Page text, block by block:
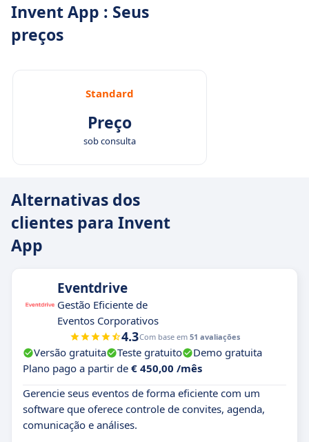
Invent App : Seus
preços
Standard
Preço
sob consulta
Alternativas dos
clientes para Invent
App
Eventdrive
Gestão Eficiente de
Eventos Corporativos
4.3Com base em 51 avaliações
Versão gratuita Teste gratuito
Demo gratuita
Plano pago a partir de € 450,00 /mês
Gerencie seus eventos de forma eficiente com um
software que oferece controle de convites, agenda,
comunicação e análises.